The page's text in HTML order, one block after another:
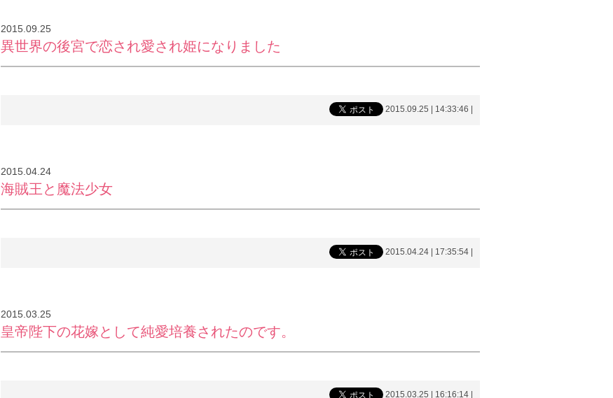
2015.09.25
異世界の後宮で恋され愛され姫になりました
2015.09.25 | 14:33:46
2015.04.24
海賊王と魔法少女
2015.04.24 | 17:35:54
2015.03.25
皇帝陛下の花嫁として純愛培養されたのです。
2015.03.25 | 16:16:14